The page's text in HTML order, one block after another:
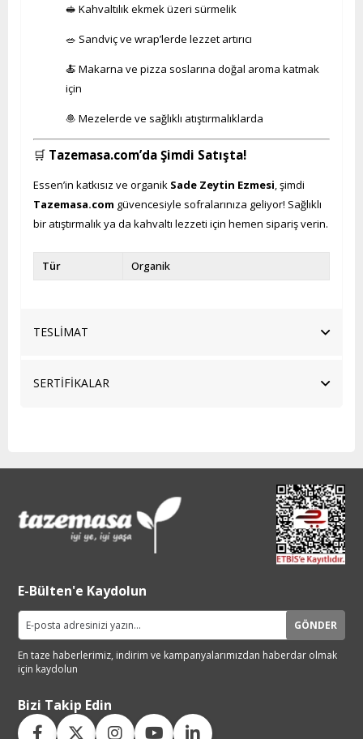
🥪 Kahvaltılık ekmek üzeri sürmelik
🥗 Sandviç ve wrap’lerde lezzet artırıcı
🍝 Makarna ve pizza soslarına doğal aroma katmak
için
🧆 Mezelerde ve sağlıklı atıştırmalıklarda
🛒 Tazemasa.com’da Şimdi Satışta!
Essen’in katkısız ve organik Sade Zeytin Ezmesi, şimdi
Tazemasa.com güvencesiyle sofralarınıza geliyor! Sağlıklı
bir atıştırmalık ya da kahvaltı lezzeti için hemen sipariş verin.
Tür Organik
TESLİMAT
SERTİFİKALAR
E-Bülten'e Kaydolun
GÖNDER
En taze haberlerimiz, indirim ve kampanyalarımızdan haberdar olmak
için kaydolun
Bizi Takip Edin